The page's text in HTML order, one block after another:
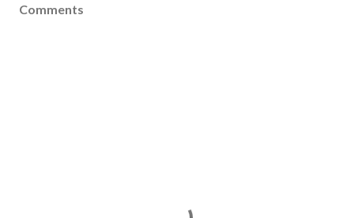
Comments